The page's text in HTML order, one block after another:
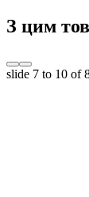
З цим
slide 7 to 10 of